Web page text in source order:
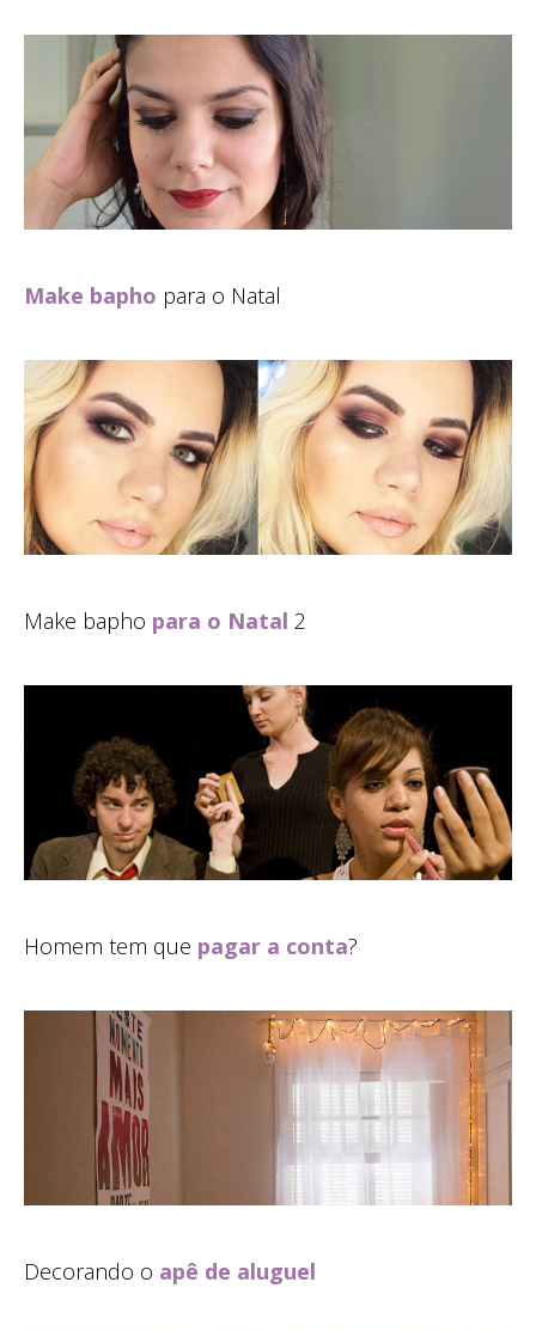
Make bapho para o Natal
Make bapho para o Natal 2
Homem tem que pagar a conta?
Decorando o apê de aluguel